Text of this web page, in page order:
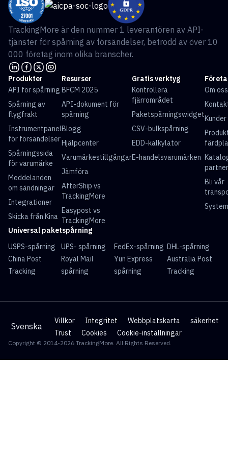
TrackingMore är den nummer 1 leverantören av API-
tjänster för spårning av försändelser, betrodd av över 10
000 företag inom olika branscher.
Produkter
API för spårning
Spårning av
flygfrakt
Instrumentpanel
för försändelser
Spårningssida
för varumärke
Meddelanden
om sändningar
Integrationer
Skicka från Kina
Resurser
BFCM 2025
API-dokument för
spårning
Blogg
Hjälpcenter
Varumärkestillgångar
Jämföra
AfterShip vs
TrackingMore
Easypost vs
TrackingMore
Gratis verktyg
Kontrollera
fjärrområdet
Paketspårningswidget
CSV-bulkspårning
EDD-kalkylator
E-handelsvarumärken
Om oss
Kunder
partner
Bli vår
Universal paketspårning
USPS-spårning
UPS- spårning FedEx-spårning DHL-spårning
China Post
Tracking
Royal Mail
spårning
Yun Express
spårning
Australia Post
Tracking
Svenska
Villkor Integritet Webbplatskarta
säkerhet
Trust
Cookies Cookie-inställningar
Copyright © 2014-2026 TrackingMore. All Rights Reserved.